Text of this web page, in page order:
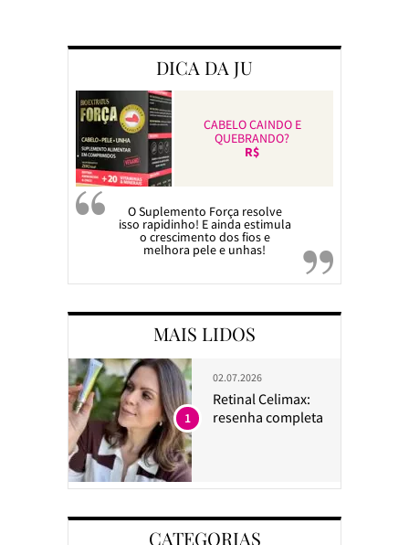
DICA DA JU
CABELO CAINDO E
QUEBRANDO?
R$
O Suplemento Força resolve
isso rapidinho! E ainda estimula
o crescimento dos fios e
melhora pele e unhas!
MAIS LIDOS
02.07.2026
Retinal Celimax:
resenha completa
1
CATEGORIAS